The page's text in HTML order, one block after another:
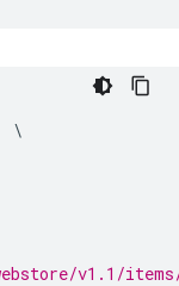
\
v1.1/